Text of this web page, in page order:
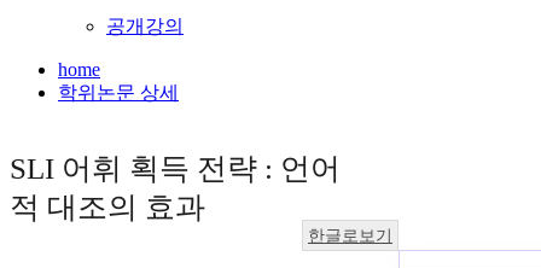
공개강의
home
학위논문 상세
SLI 어휘 획득 전략 : 언어
적 대조의 효과
한글로보기